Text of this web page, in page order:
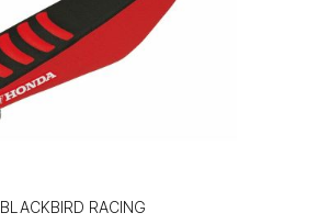
BLACKBIRD RACING